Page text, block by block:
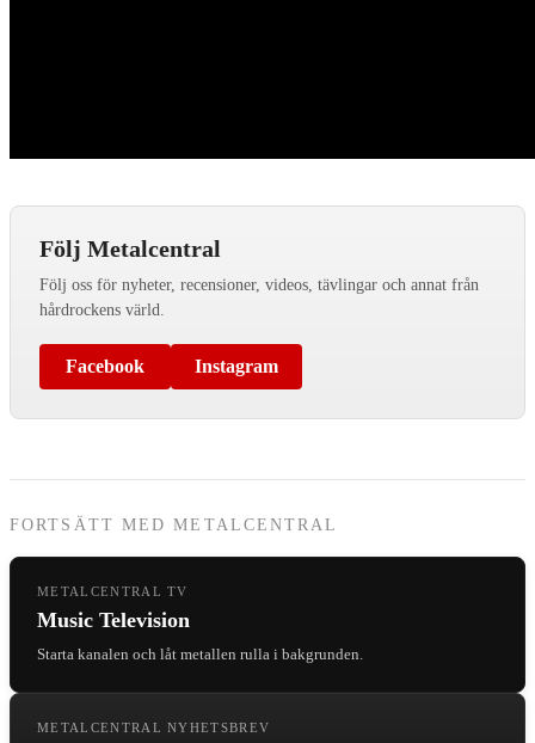
Följ Metalcentral
Följ oss för nyheter, recensioner, videos, tävlingar och annat från
hårdrockens värld.
Facebook Instagram
FORTSÄTT MED METALCENTRAL
METALCENTRAL TV
Music Television
Starta kanalen och låt metallen rulla i bakgrunden.
METALCENTRAL NYHETSBREV